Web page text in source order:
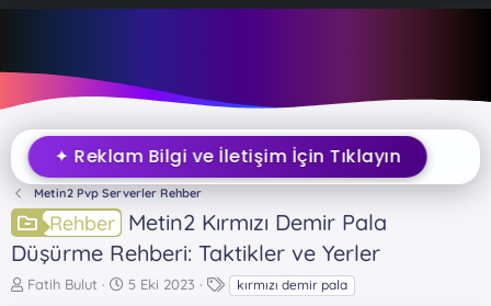
✦ Reklam Bilgi ve İletişim İçin Tıklayın
Metin2 Pvp Serverler Rehber
Rehber Metin2 Kırmızı Demir Pala
Düşürme Rehberi: Taktikler ve Yerler
K
Fatih Bulut
B
5 Eki 2023
E kırmızı demir pala